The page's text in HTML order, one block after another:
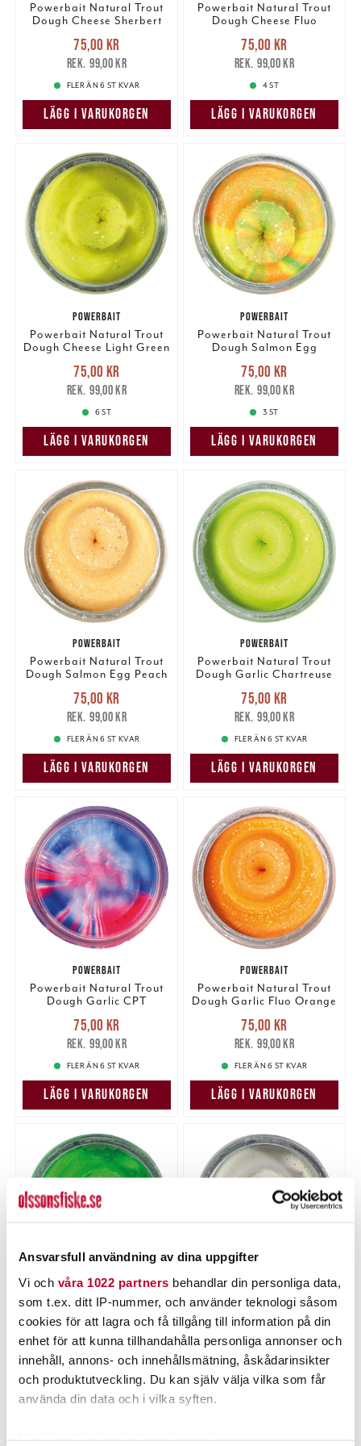
Ansvarsfull användning av dina uppgifter
Vi och våra 1022 partners behandlar din personliga data,
som t.ex. ditt IP-nummer, och använder teknologi såsom
cookies för att lagra och få tillgång till information på din
enhet för att kunna tillhandahålla personliga annonser och
innehåll, annons- och innehållsmätning, åskådarinsikter
och produktutveckling. Du kan själv välja vilka som får
använda din data och i vilka syften.
Powerbait Natural Trout
Dough Cheese Sherbert
Nuvarande pris
75,00 krTidigare pris
99,00 kr
75,00 kr
99,00 kr
FLER ÄN 6 ST KVAR
LÄGG I VARUKORGEN
Powerbait Natural Trout
Dough Cheese Fluo
Nuvarande pris
75,00 krTidigare pris
99,00 kr
75,00 kr
99,00 kr
4 ST
LÄGG I VARUKORGEN
POWERBAIT
Powerbait Natural Trout
Dough Cheese Light Green
Nuvarande pris
75,00 krTidigare pris
99,00 kr
75,00 kr
99,00 kr
6 ST
LÄGG I VARUKORGEN
POWERBAIT
Powerbait Natural Trout
Dough Salmon Egg
Nuvarande pris
75,00 krTidigare pris
99,00 kr
75,00 kr
99,00 kr
3 ST
LÄGG I VARUKORGEN
POWERBAIT
Powerbait Natural Trout
Dough Salmon Egg Peach
Nuvarande pris
75,00 krTidigare pris
99,00 kr
75,00 kr
99,00 kr
FLER ÄN 6 ST KVAR
LÄGG I VARUKORGEN
POWERBAIT
Powerbait Natural Trout
Dough Garlic Chartreuse
Nuvarande pris
75,00 krTidigare pris
99,00 kr
75,00 kr
99,00 kr
FLER ÄN 6 ST KVAR
LÄGG I VARUKORGEN
POWERBAIT
Powerbait Natural Trout
Dough Garlic CPT
Nuvarande pris
75,00 krTidigare pris
99,00 kr
75,00 kr
99,00 kr
FLER ÄN 6 ST KVAR
LÄGG I VARUKORGEN
POWERBAIT
Powerbait Natural Trout
Dough Garlic Fluo Orange
Nuvarande pris
75,00 krTidigare pris
99,00 kr
75,00 kr
99,00 kr
FLER ÄN 6 ST KVAR
LÄGG I VARUKORGEN
POWERBAIT
Powerbait Natural Trout
Dough Garlic Spring
Green Glitter
Nuvarande pris:
75,00 krTidigare pris:
99,00 kr
5 ST
POWERBAIT
Powerbait Natural Trout
Dough Garlic White Glitter
Nuvarande pris:
75,00 krTidigare pris:
99,00 kr
75,00 kr